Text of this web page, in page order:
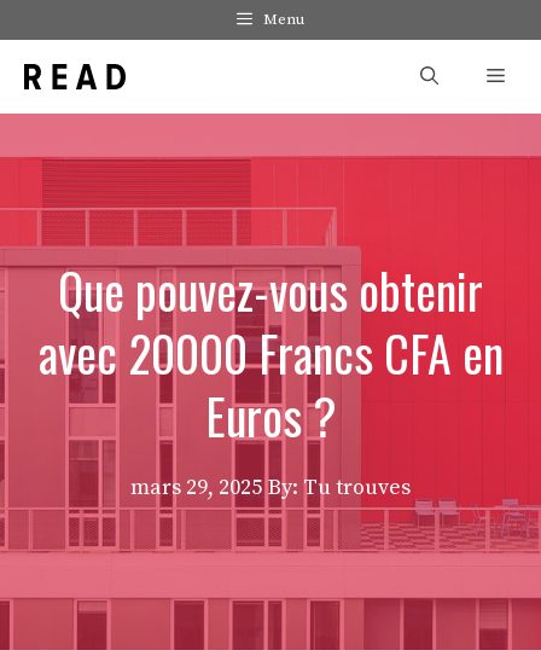
au
contenu
Menu
Que pouvez-vous obtenir
avec 20000 Francs CFA en
Euros ?
mars 29, 2025 By: Tu trouves